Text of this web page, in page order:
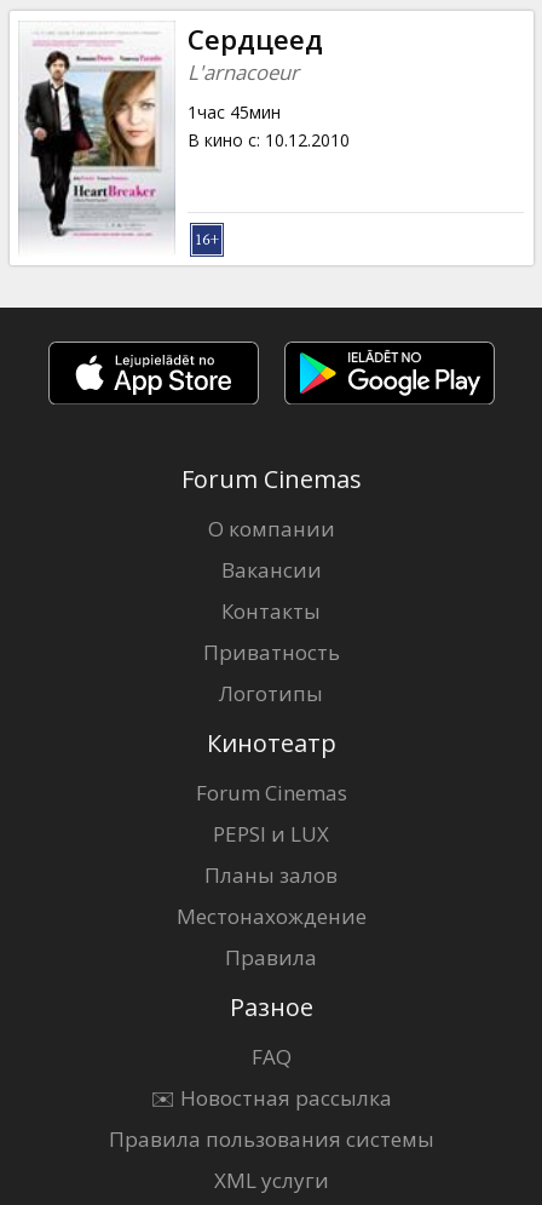
Сердцеед
L'arnacoeur
1час 45мин
В кино с: 10.12.2010
Forum Cinemas
О компании
Вакансии
Контакты
Приватность
Логотипы
Кинотеатр
Forum Cinemas
PEPSI и LUX
Планы залов
Местонахождение
Правила
Разное
FAQ
✉️ Новостная рассылка
Правила пользования системы
XML услуги